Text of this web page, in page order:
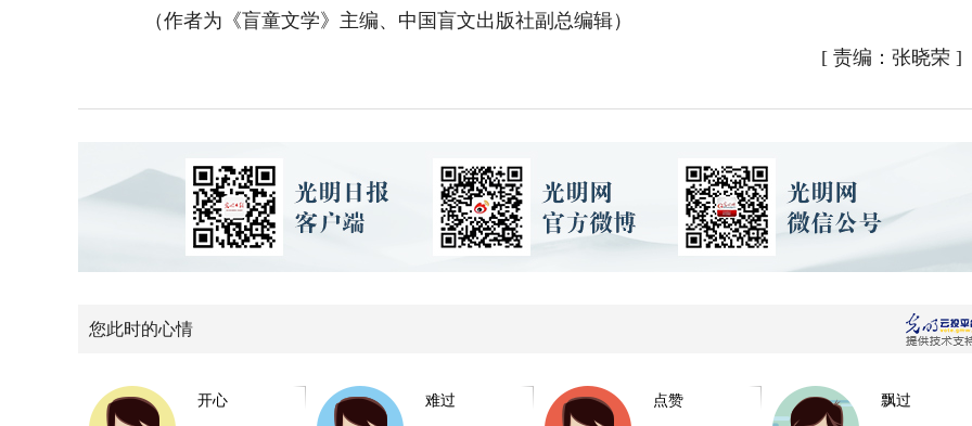
（作者为《盲童文学》主编、中国盲文出版社副总编辑）
[ 责编：张晓荣 ]
您此时的心情
开心 难过 点赞 飘过